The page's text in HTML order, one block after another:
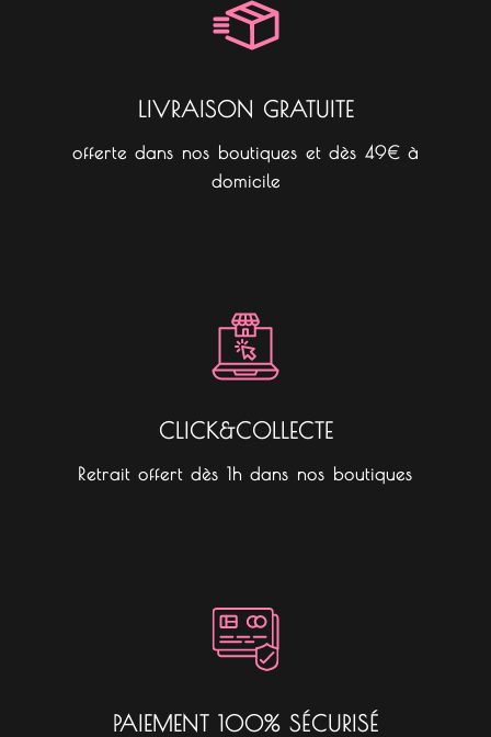
a
m
LIVRAISON GRATUITE
offerte dans nos boutiques et dès 49€ à
domicile
CLICK&COLLECTE
Retrait offert dès 1h dans nos boutiques
PAIEMENT 100% SÉCURISÉ